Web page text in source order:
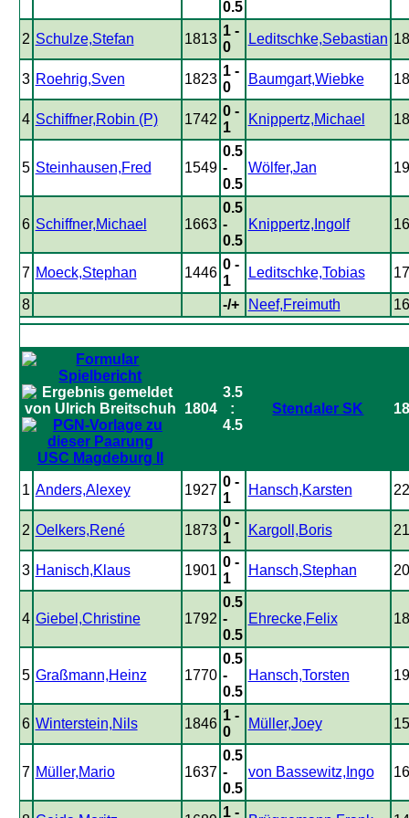
0.5
2 Schulze,Stefan 1813
1 -
0
Leditschke,Sebastian
3 Roehrig,Sven 1823
1 -
0
Baumgart,Wiebke
4 Schiffner,Robin (P) 1742
0 -
1
Knippertz,Michael
5 Steinhausen,Fred 1549
0.5
-
0.5
Wölfer,Jan
6 Schiffner,Michael 1663
0.5
-
0.5
Knippertz,Ingolf
7 Moeck,Stephan 1446
0 -
1
Leditschke,Tobias
8 -/+ Neef,Freimuth
USC Magdeburg II
1804
3.5
:
4.5
Stendaler SK
1 Anders,Alexey 1927
0 -
1
Hansch,Karsten
2 Oelkers,René 1873
0 -
1
Kargoll,Boris
3 Hanisch,Klaus 1901
0 -
1
Hansch,Stephan
4 Giebel,Christine 1792
0.5
-
0.5
Ehrecke,Felix
5 Graßmann,Heinz 1770
0.5
-
0.5
Hansch,Torsten
6 Winterstein,Nils 1846
1 -
0
Müller,Joey
7 Müller,Mario 1637
0.5
-
0.5
von Bassewitz,Ingo
1 -